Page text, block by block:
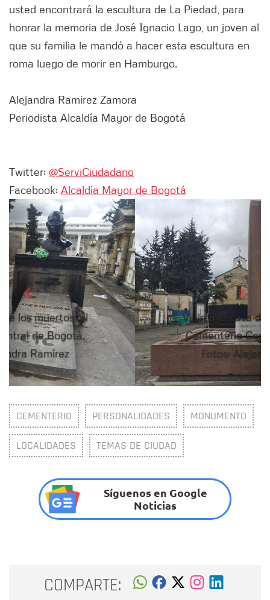
usted encontrará la escultura de La Piedad, para
honrar la memoria de José Ignacio Lago, un joven al
que su familia le mandó a hacer esta escultura en
roma luego de morir en Hamburgo.
Alejandra Ramirez Zamora
Periodista Alcaldía Mayor de Bogotá
Twitter: @ServiCiudadano
Facebook: Alcaldía Mayor de Bogotá
Viaje a la casa de los muertos: el
Cementerio Central de Bogotá.
Fotos: Alejandra Ramírez
Siguiente
CEMENTERIO PERSONALIDADES MONUMENTO
LOCALIDADES TEMAS DE CIUDAD
Síguenos en Google
Noticias
COMPARTE: